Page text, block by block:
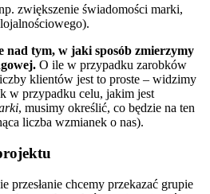
zwiększenie świadomości marki,
nad tym, w jaki sposób zmierzymy
O ile w przypadku zarobków
klientów jest to proste – widzimy
w przypadku celu, jakim jest
, musimy określić, co będzie na ten
liczba wzmianek o nas).
przesłanie chcemy przekazać grupie